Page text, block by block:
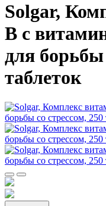
Solgar,
B с
для борьбы
таблеток